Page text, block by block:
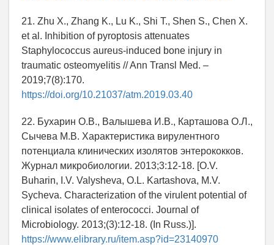
21. Zhu X., Zhang K., Lu K., Shi T., Shen S., Chen X.
et al. Inhibition of pyroptosis attenuates
Staphylococcus aureus-induced bone injury in
traumatic osteomyelitis // Ann Transl Med. –
2019;7(8):170.
https://doi.org/10.21037/atm.2019.03.40
22. Бухарин О.В., Валышева И.В., Карташова О.Л.,
Сычева М.В. Характеристика вирулентного
потенциала клинических изолятов энтерококков.
Журнал микробиологии. 2013;3:12-18. [O.V.
Buharin, I.V. Valysheva, O.L. Kartashova, M.V.
Sycheva. Characterization of the virulent potential of
clinical isolates of enterococci. Journal of
Microbiology. 2013;(3):12-18. (In Russ.)].
https://www.elibrary.ru/item.asp?id=23140970